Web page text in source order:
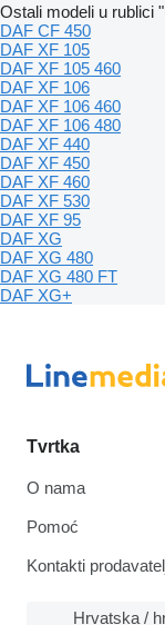
Ostali modeli u rublici
DAF CF 450
DAF XF 105
DAF XF 105 460
DAF XF 106
DAF XF 106 460
DAF XF 106 480
DAF XF 440
DAF XF 450
DAF XF 460
DAF XF 530
DAF XF 95
DAF XG
DAF XG 480
DAF XG 480 FT
DAF XG+
Tvrtka
O nama
Pomoć
Kontakti
Hrvatska /